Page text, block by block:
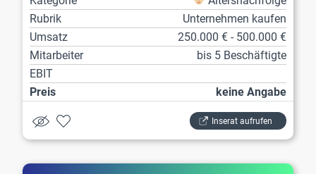
Rubrik
Unternehmen kaufen
Umsatz
250.000 € - 500.000 €
Mitarbeiter
bis 5 Beschäftigte
EBIT
Preis
keine Angabe
Inserat aufrufen